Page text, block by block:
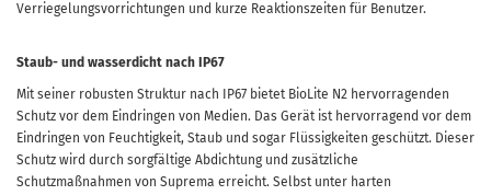
Verriegelungsvorrichtungen und kurze Reaktionszeiten für Benutzer.
Staub- und wasserdicht nach IP67
Mit seiner robusten Struktur nach IP67 bietet BioLite N2 hervorragenden
Schutz vor dem Eindringen von Medien. Das Gerät ist hervorragend vor dem
Eindringen von Feuchtigkeit, Staub und sogar Flüssigkeiten geschützt. Dieser
Schutz wird durch sorgfältige Abdichtung und zusätzliche
Schutzmaßnahmen von Suprema erreicht. Selbst unter harten